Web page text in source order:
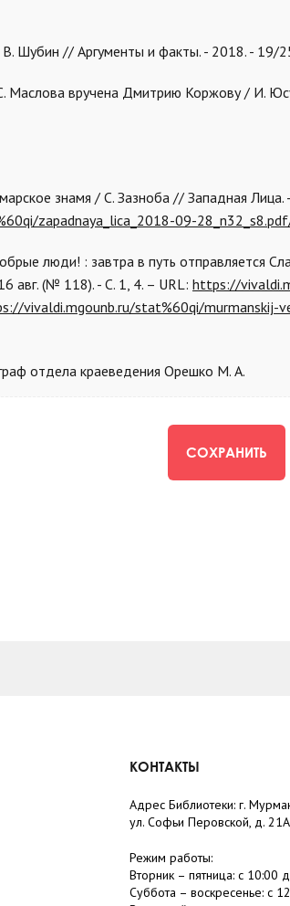
Шубин // Аргументы и факты. - 2018. - 19/
Маслова вручена Дмитрию Коржову / И.
знамя / С. Зазноба // Западная Лица.
zapadnaya_lica_2018-09-
люди! : завтра в путь отправляется
авг. (№ 118). - С. 1, 4. – URL: https://
vivaldi.mgounb.ru/stat%60qi/murmanskij-
отдела краеведения Орешко М. А.
СОХРАНИТЬ
КОНТАКТЫ
Адрес Библиотеки: г.
ул. Софьи Перовской, д. 21А
Режим работы:
Вторник – пятница: с 10:00
Суббота – воскресенье: c